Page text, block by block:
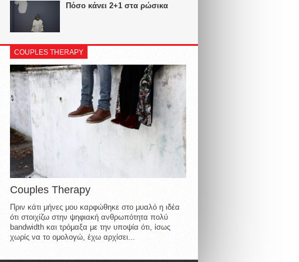
Πόσο κάνει 2+1 στα ρώσικα
COUPLES THERAPY
Couples Therapy
Πριν κάτι μήνες μου καρφώθηκε στο μυαλό η ιδέα
ότι στοιχίζω στην ψηφιακή ανθρωπότητα πολύ
bandwidth και τρόμαξα με την υποψία ότι, ίσως
χωρίς να το ομολογώ, έχω αρχίσει...